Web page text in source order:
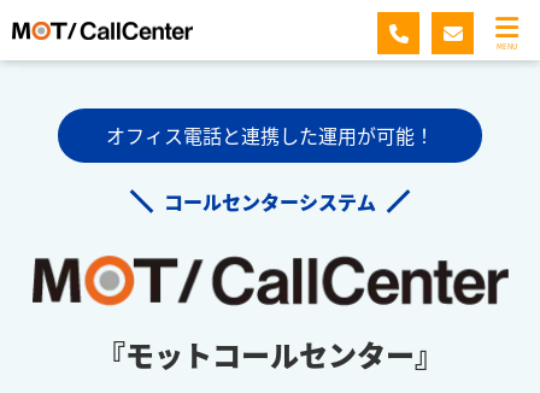
MENU
オフィス電話と連携した運用が可能！
コールセンターシステム
『モットコールセンター』